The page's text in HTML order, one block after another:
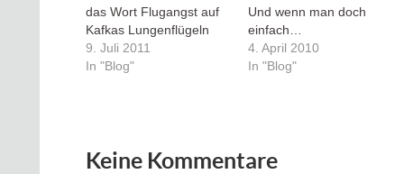
das Wort Flugangst auf
Kafkas Lungenflügeln
9. Juli 2011
In "Blog"
Und wenn man doch
einfach…
4. April 2010
In "Blog"
Keine Kommentare